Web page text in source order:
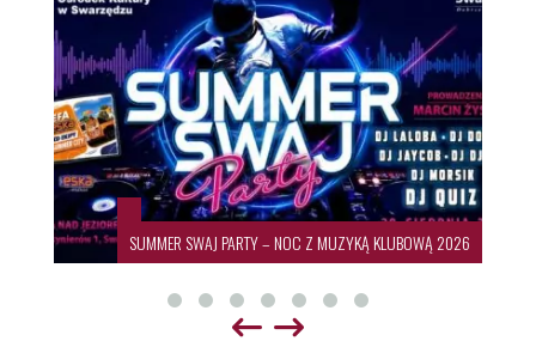
SUMMER SWAJ PARTY – NOC Z MUZYKĄ KLUBOWĄ 2026